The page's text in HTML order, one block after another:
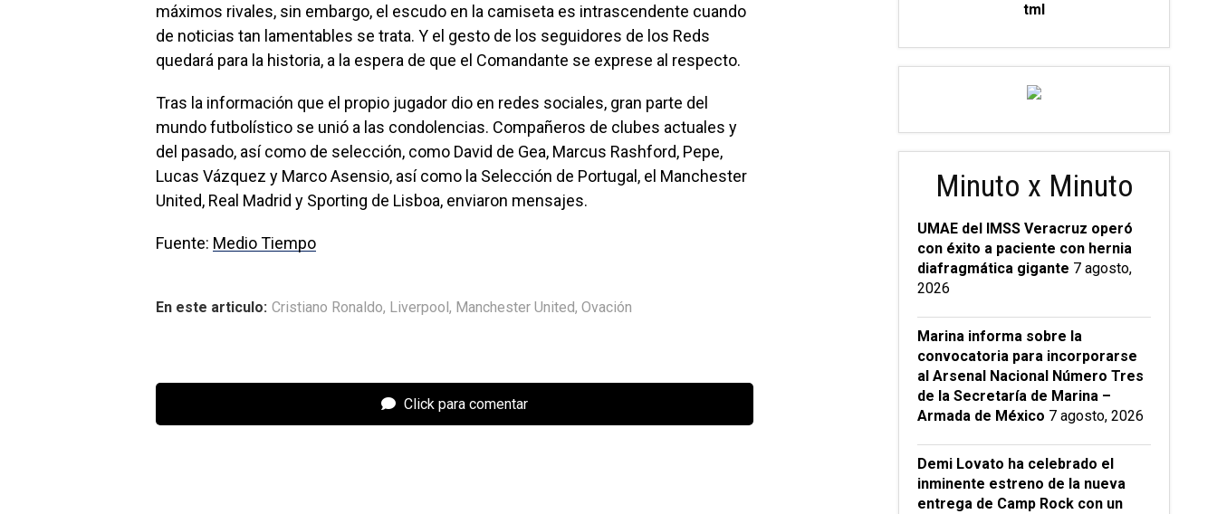
máximos rivales, sin embargo, el escudo en la camiseta es intrascendente cuando
de noticias tan lamentables se trata. Y el gesto de los seguidores de los Reds
quedará para la historia, a la espera de que el Comandante se exprese al respecto.
Tras la información que el propio jugador dio en redes sociales, gran parte del
mundo futbolístico se unió a las condolencias. Compañeros de clubes actuales y
del pasado, así como de selección, como David de Gea, Marcus Rashford, Pepe,
Lucas Vázquez y Marco Asensio, así como la Selección de Portugal, el Manchester
United, Real Madrid y Sporting de Lisboa, enviaron mensajes.
Fuente: Medio Tiempo
En este articulo: Cristiano Ronaldo, Liverpool, Manchester United, Ovación
Click para comentar
Minuto x Minuto
UMAE del IMSS Veracruz operó
con éxito a paciente con hernia
diafragmática gigante 7 agosto,
2026
Marina informa sobre la
convocatoria para incorporarse
al Arsenal Nacional Número Tres
de la Secretaría de Marina –
Armada de México 7 agosto, 2026
Demi Lovato ha celebrado el
inminente estreno de la nueva
entrega de Camp Rock con un